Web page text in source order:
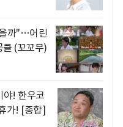
까"…어린
클 (꼬꼬무)
야! 한우코
가! [종합]